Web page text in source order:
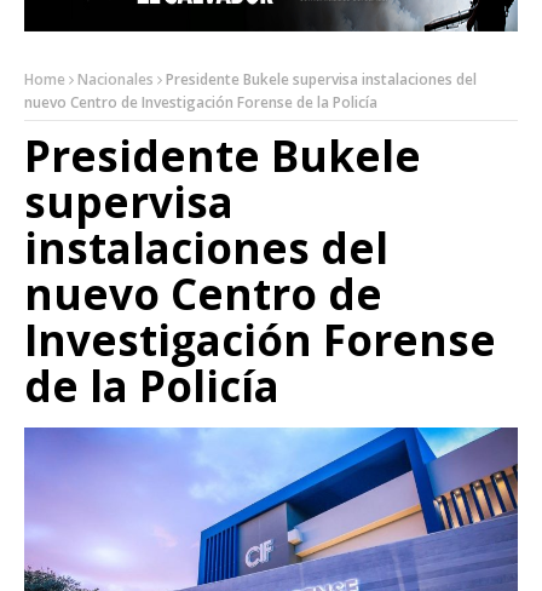
Home Nacionales
Presidente Bukele supervisa instalaciones del
nuevo Centro de Investigación Forense de la Policía
Presidente Bukele
supervisa
instalaciones del
nuevo Centro de
Investigación Forense
de la Policía